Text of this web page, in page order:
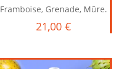
Framboise, Grenade, Mûre.
21,00 €